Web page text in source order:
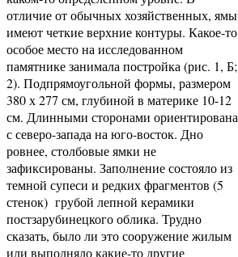
отличие от обычных хозяйственных, ямы
имеют четкие верхние контуры. Какое-то
особое место на исследованном
памятнике занимала постройка (рис. 1, Б;
2). Подпрямоугольной формы, размером
380 х 277 см, глубиной в материке 10-12
см. Длинными сторонами ориентирована
с северо-запада на юго-восток. Дно
ровнее, столбовые ямки не
зафиксированы. Заполнение состояло из
темной супеси и редких фрагментов (5
стенок) грубой лепной керамики
постзарубинецкого облика. Трудно
сказать, было ли это сооружение жилым
или выполняло какие-то другие